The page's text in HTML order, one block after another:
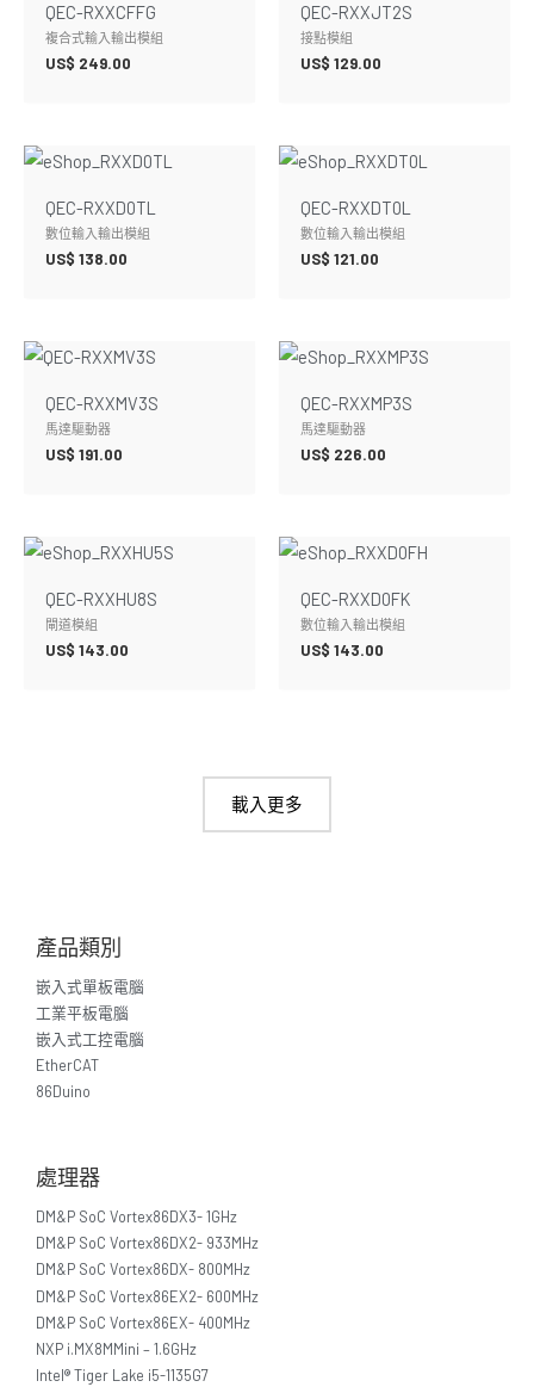
產品類別
嵌入式單板電腦
工業平板電腦
嵌入式工控電腦
EtherCAT
86Duino
處理器
DM&P SoC Vortex86DX3- 1GHz
DM&P SoC Vortex86DX2- 933MHz
DM&P SoC Vortex86DX- 800MHz
DM&P SoC Vortex86EX2- 600MHz
DM&P SoC Vortex86EX- 400MHz
NXP i.MX8MMini – 1.6GHz
Intel® Tiger Lake i5-1135G7
QEC-RXXCFFG
複合式輸入輸出模組
US$ 249.00
QEC-RXXJT2S
接點模組
US$ 129.00
QEC-RXXD0TL
數位輸入輸出模組
US$ 138.00
QEC-RXXDT0L
數位輸入輸出模組
US$ 121.00
QEC-RXXMV3S
馬達驅動器
US$ 191.00
QEC-RXXMP3S
馬達驅動器
US$ 226.00
QEC-RXXHU8S
閘道模組
US$ 143.00
QEC-RXXD0FK
數位輸入輸出模組
US$ 143.00
載入更多